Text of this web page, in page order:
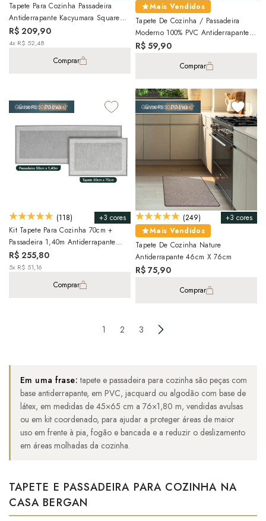
Tapete Para Cozinha Passadeira
Antiderrapante Kacyumara Square
50cm X 1,80m
R$ 209,90
4x R$ 52,48
Comprar
Mais Vendidos
Tapete De Cozinha / Passadeira
Moderno 100% PVC Antiderrapante
45cm X 65cm
R$ 59,90
Comprar
+3 cores
(118)
Kit Tapete Para Cozinha 70cm +
Passadeira 1,40m Antiderrapante
Kacyumara Square (2 Peças)
R$ 255,80
5x R$ 51,16
Comprar
+3 cores
(249)
Mais Vendidos
Tapete De Cozinha Nature
Antiderrapante 46cm X 76cm
R$ 75,90
Comprar
1 2 3
Em uma frase: tapete e passadeira para cozinha são peças com
base antiderrapante, em PVC, jacquard ou algodão com base de
látex, em medidas de 45×65 cm a 76×1,80 m, vendidas avulsas
ou em kit coordenado, para ajudar a proteger áreas de maior
uso em frente à pia, fogão e bancada e a reduzir o deslizamento
em áreas molhadas da cozinha.
TAPETE E PASSADEIRA PARA COZINHA NA
CASA BERGAN